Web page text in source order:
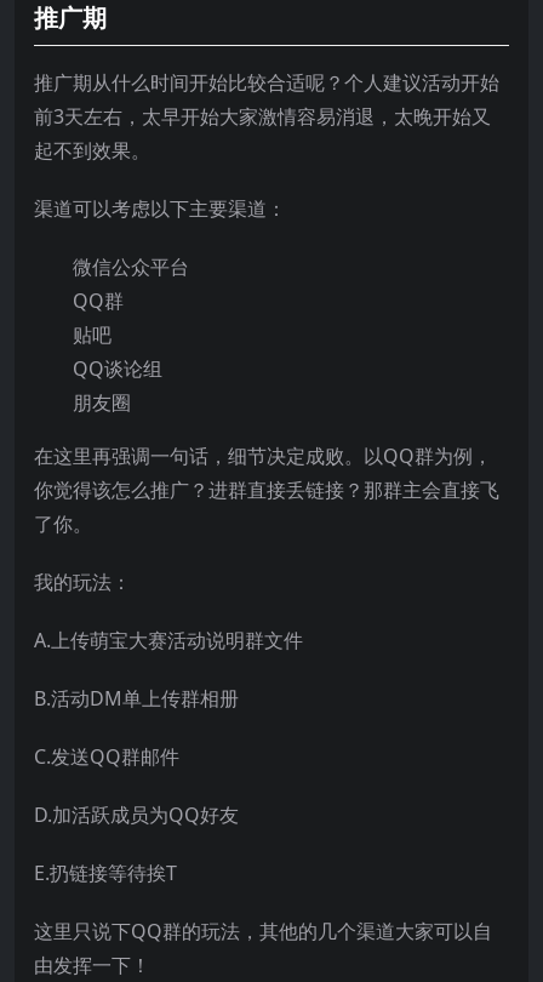
推广期
推广期从什么时间开始比较合适呢？个人建议活动开始
前3天左右，太早开始大家激情容易消退，太晚开始又
起不到效果。
渠道可以考虑以下主要渠道：
微信公众平台
QQ群
贴吧
QQ谈论组
朋友圈
在这里再强调一句话，细节决定成败。以QQ群为例，
你觉得该怎么推广？进群直接丢链接？那群主会直接飞
了你。
我的玩法：
A.上传萌宝大赛活动说明群文件
B.活动DM单上传群相册
C.发送QQ群邮件
D.加活跃成员为QQ好友
E.扔链接等待挨T
这里只说下QQ群的玩法，其他的几个渠道大家可以自
由发挥一下！